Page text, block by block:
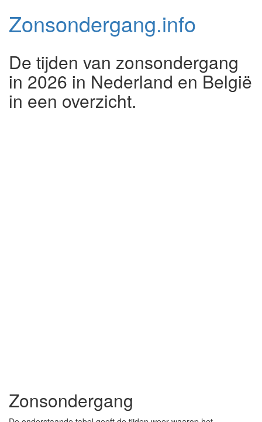
Zonsondergang.info
De tijden van zonsondergang
in 2026 in Nederland en België
in een overzicht.
Zonsondergang